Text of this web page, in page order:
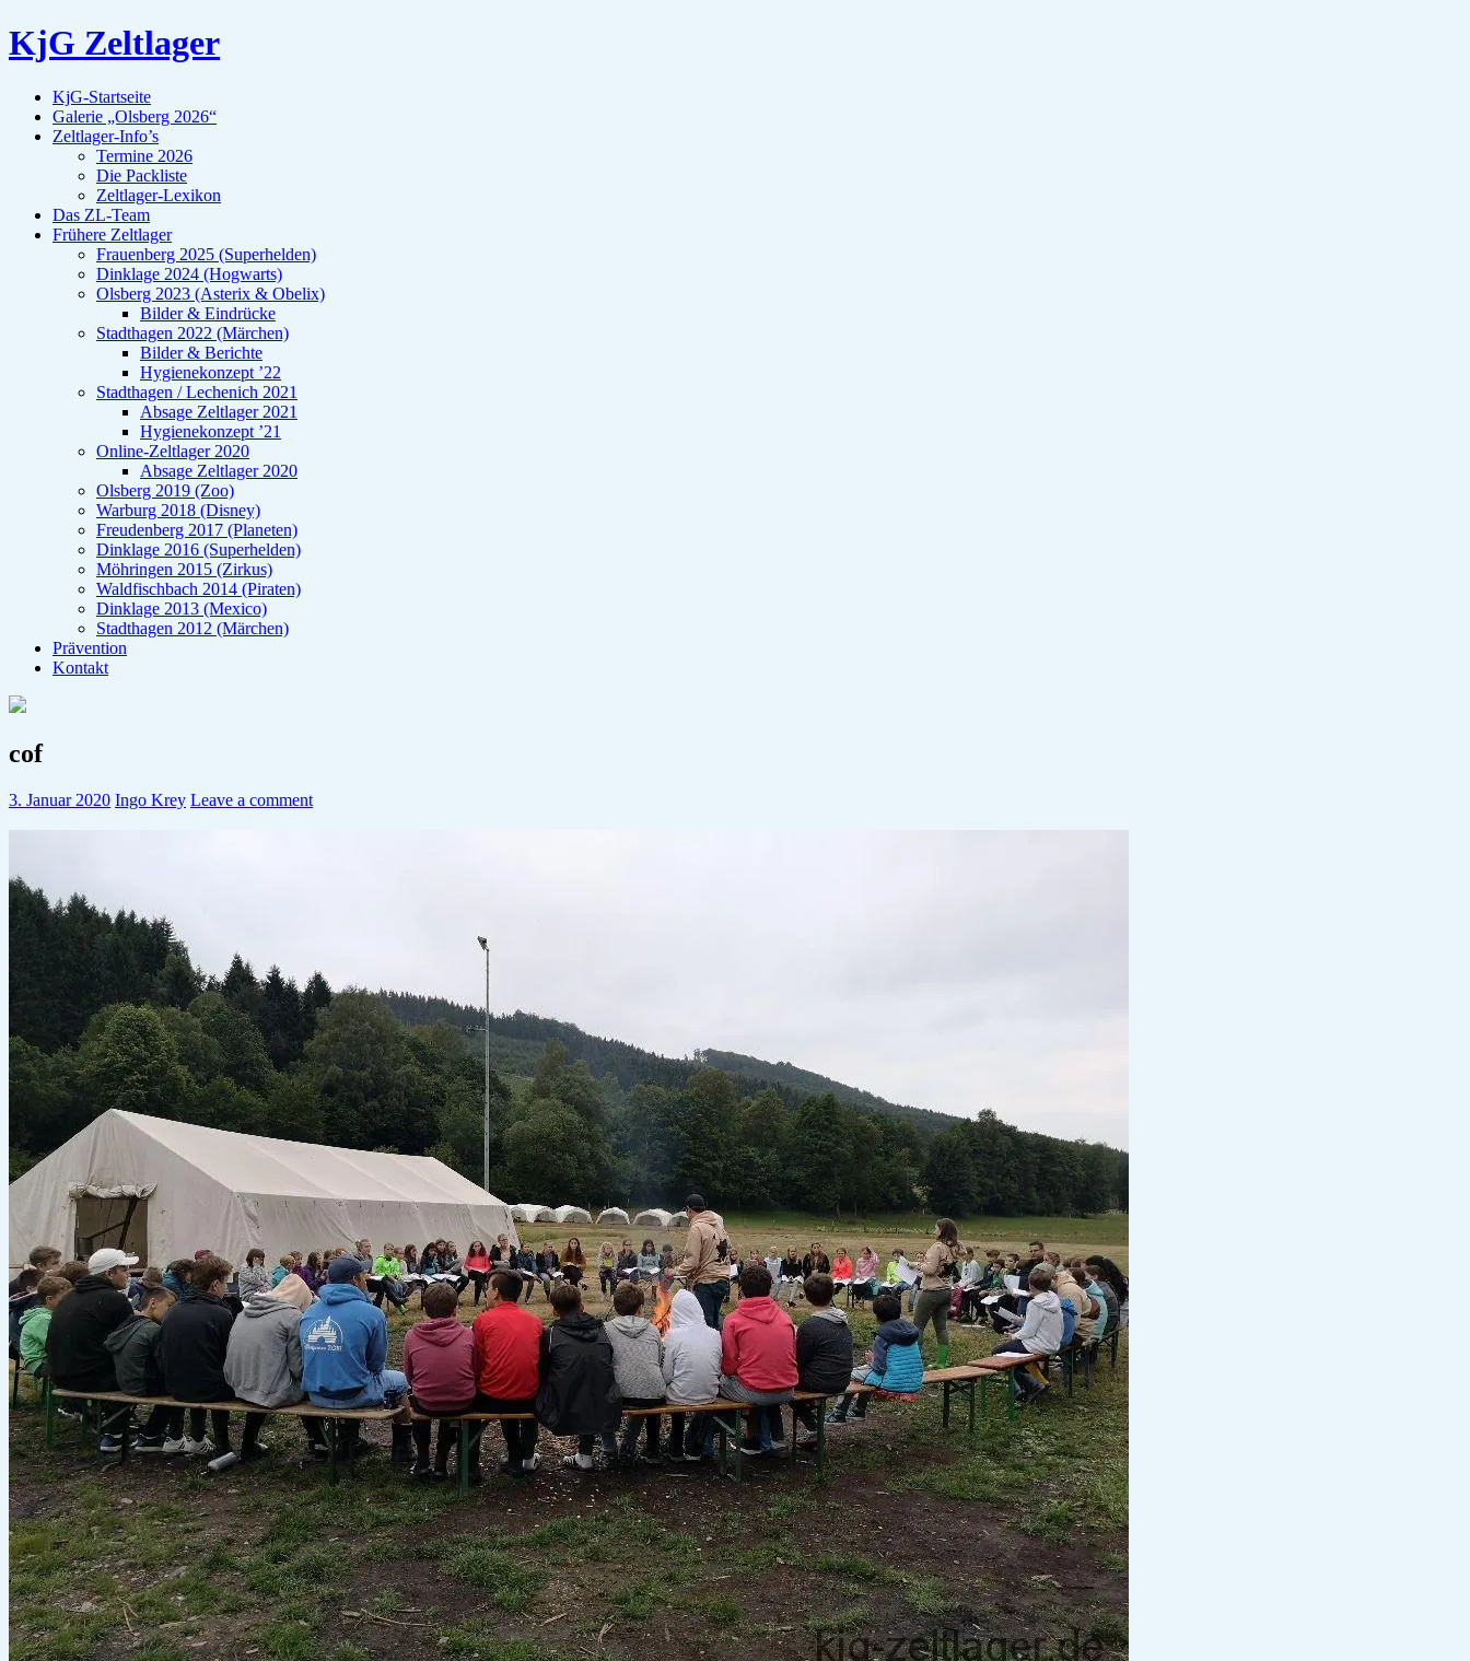
KjG Zeltlager
KjG-Startseite
Galerie „Olsberg 2026“
Zeltlager-Info’s
Termine 2026
Die Packliste
Zeltlager-Lexikon
Das ZL-Team
Frühere Zeltlager
Frauenberg 2025 (Superhelden)
Dinklage 2024 (Hogwarts)
Olsberg 2023 (Asterix & Obelix)
Bilder & Eindrücke
Stadthagen 2022 (Märchen)
Bilder & Berichte
Hygienekonzept ’22
Stadthagen / Lechenich 2021
Absage Zeltlager 2021
Hygienekonzept ’21
Online-Zeltlager 2020
Absage Zeltlager 2020
Olsberg 2019 (Zoo)
Warburg 2018 (Disney)
Freudenberg 2017 (Planeten)
Dinklage 2016 (Superhelden)
Möhringen 2015 (Zirkus)
Waldfischbach 2014 (Piraten)
Dinklage 2013 (Mexico)
Stadthagen 2012 (Märchen)
Prävention
Kontakt
cof
3. Januar 2020 Ingo Krey Leave a comment